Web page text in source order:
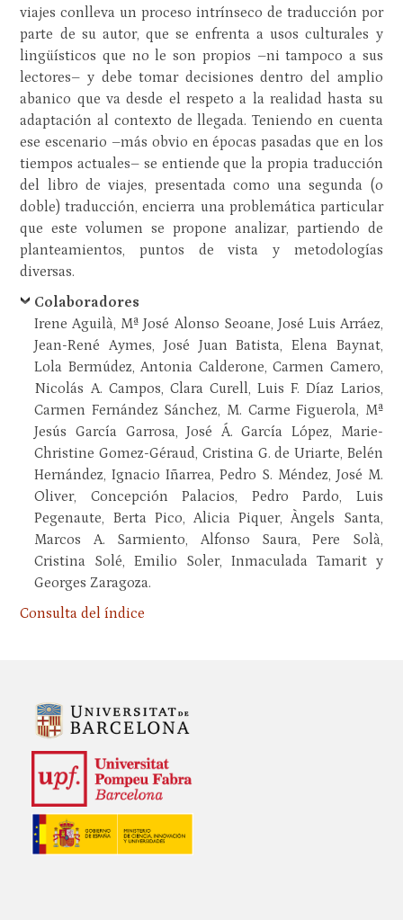
viajes conlleva un proceso intrínseco de traducción por
parte de su autor, que se enfrenta a usos culturales y
lingüísticos que no le son propios –ni tampoco a sus
lectores– y debe tomar decisiones dentro del amplio
abanico que va desde el respeto a la realidad hasta su
adaptación al contexto de llegada. Teniendo en cuenta
ese escenario –más obvio en épocas pasadas que en los
tiempos actuales– se entiende que la propia traducción
del libro de viajes, presentada como una segunda (o
doble) traducción, encierra una problemática particular
que este volumen se propone analizar, partiendo de
planteamientos, puntos de vista y metodologías
diversas.
Colaboradores
Irene Aguilà, Mª José Alonso Seoane, José Luis Arráez,
Jean-René Aymes, José Juan Batista, Elena Baynat,
Lola Bermúdez, Antonia Calderone, Carmen Camero,
Nicolás A. Campos, Clara Curell, Luis F. Díaz Larios,
Carmen Fernández Sánchez, M. Carme Figuerola, Mª
Jesús García Garrosa, José Á. García López, Marie-
Christine Gomez-Géraud, Cristina G. de Uriarte, Belén
Hernández, Ignacio Iñarrea, Pedro S. Méndez, José M.
Oliver, Concepción Palacios, Pedro Pardo, Luis
Pegenaute, Berta Pico, Alicia Piquer, Àngels Santa,
Marcos A. Sarmiento, Alfonso Saura, Pere Solà,
Cristina Solé, Emilio Soler, Inmaculada Tamarit y
Georges Zaragoza.
Consulta del índice